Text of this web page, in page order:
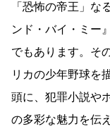
「恐怖の帝王」な
ンド・バイ・ミー
でもあります。そ
リカの少年野球を
頭に、犯罪小説や
の多彩な魅力を伝